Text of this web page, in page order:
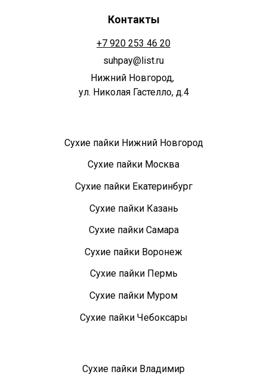
Контакты
+7 920 253 46 20
suhpay@list.ru
Нижний Новгород,
ул. Николая Гастелло, д.4
Сухие пайки Нижний Новгород
Сухие пайки Москва
Сухие пайки Екатеринбург
Сухие пайки Казань
Сухие пайки Самара
Сухие пайки Воронеж
Сухие пайки Пермь
Сухие пайки Муром
Сухие пайки Чебоксары
Сухие пайки Владимир